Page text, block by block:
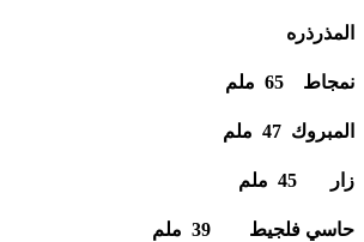
المذرذره
نمجاط 65 ملم
المبروك 47 ملم
زار 45 ملم
حاسي فلجيط 39 ملم